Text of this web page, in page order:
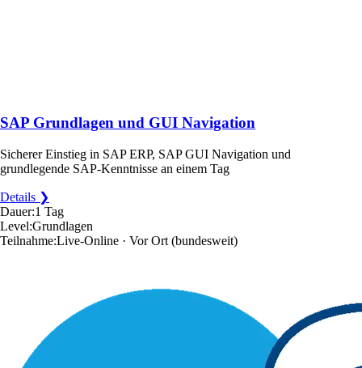
SAP Grundlagen und GUI Navigation
Sicherer Einstieg in SAP ERP, SAP GUI Navigation und
grundlegende SAP-Kenntnisse an einem Tag
Details ❯
Dauer:1 Tag
Level:Grundlagen
Teilnahme:Live-Online · Vor Ort (bundesweit)